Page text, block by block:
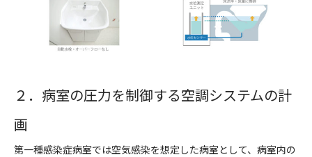
２．病室の圧力を制御する空調システムの計
画
第一種感染症病室では空気感染を想定した病室として、病室内の